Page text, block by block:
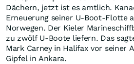
Dächern, jetzt ist es amtlich.
Erneuerung seiner U-Boot-Flotte
Norwegen. Der Kieler
zu zwölf U-Boote liefern. Das
Mark Carney in Halifax vor seiner
Gipfel in Ankara.